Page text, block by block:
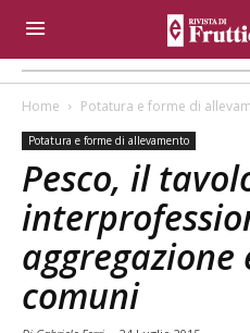
Home Potatura e forme di
Potatura e forme di allevamento
Pesco, il
aggregazione
comuni